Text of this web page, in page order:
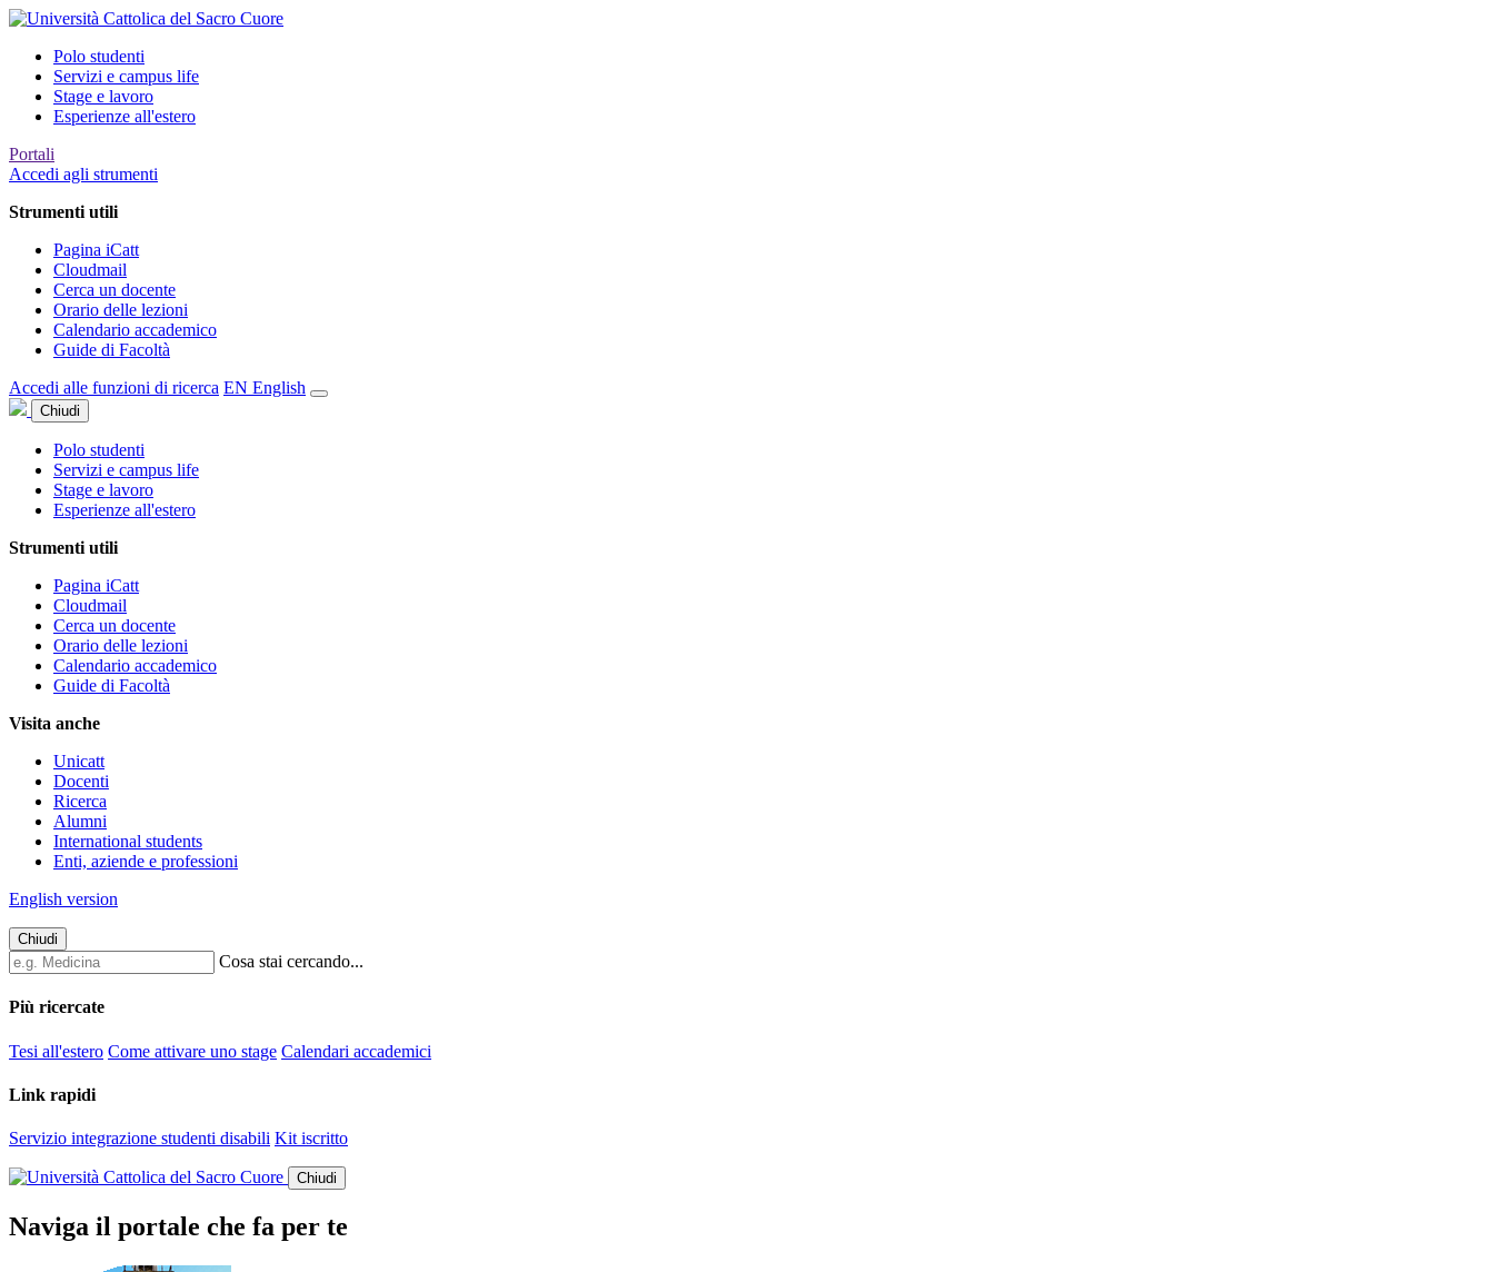
Polo studenti
Servizi e campus life
Stage e lavoro
Esperienze all'estero
Portali
Accedi agli strumenti
Strumenti utili
Pagina iCatt
Cloudmail
Cerca un docente
Orario delle lezioni
Calendario accademico
Guide di Facoltà
Accedi alle funzioni di ricerca EN English
Chiudi
Polo studenti
Servizi e campus life
Stage e lavoro
Esperienze all'estero
Strumenti utili
Pagina iCatt
Cloudmail
Cerca un docente
Orario delle lezioni
Calendario accademico
Guide di Facoltà
Visita anche
Unicatt
Docenti
Ricerca
Alumni
International students
Enti, aziende e professioni
English version
Chiudi
Cosa stai cercando...
Più ricercate
Tesi all'estero Come attivare uno stage Calendari accademici
Link rapidi
Servizio integrazione studenti disabili Kit iscritto
Chiudi
Naviga il portale che fa per te